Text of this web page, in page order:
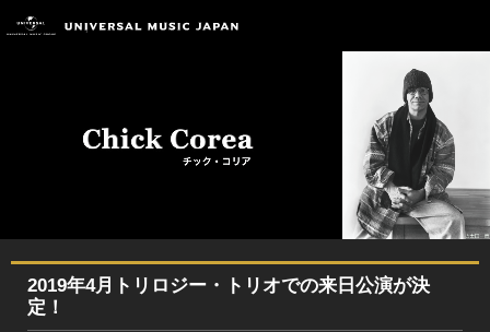
2019年4月トリロジー・トリオでの来日公演が決
定！